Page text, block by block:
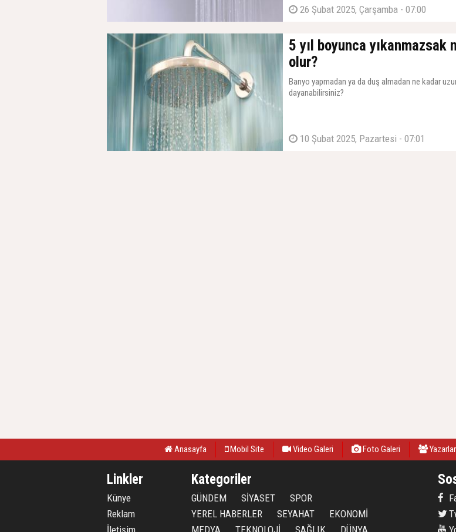
26 Şubat 2025, Çarşamba - 07:00
5 yıl boyunca yıkanmazsak
olur?
Banyo yapmadan ya da duş almadan ne kadar
dayanabilirsiniz?
10 Şubat 2025, Pazartesi - 07:01
Anasayfa Mobil Site Video Galeri Foto Galeri Yazarlar
Linkler
Künye
Reklam
İletişim
Kategoriler
GÜNDEM SİYASET
SPOR
YEREL HABERLER
SEYAHAT
EKONOMİ
MEDYA
TEKNOLOJİ SAĞLIK DÜNYA